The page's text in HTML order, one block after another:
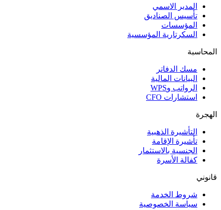
المدير الاسمي
تأسيس الصناديق
المؤسسات
السكرتارية المؤسسية
المحاسبة
مسك الدفاتر
البيانات المالية
الرواتب وWPS
استشارات CFO
الهجرة
التأشيرة الذهبية
تأشيرة الإقامة
الجنسية بالاستثمار
كفالة الأسرة
قانوني
شروط الخدمة
سياسة الخصوصية